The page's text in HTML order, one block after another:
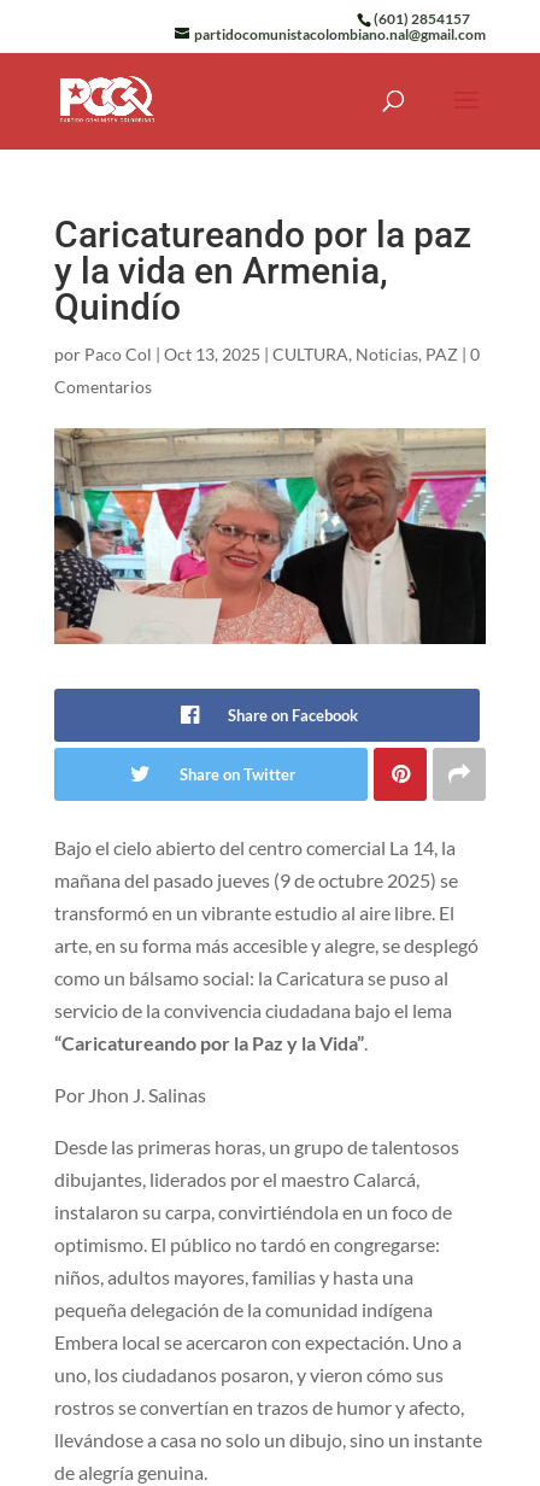
(601) 2854157
partidocomunistacolombiano.nal@gmail.com
Caricatureando por la paz
y la vida en Armenia,
Quindío
por Paco Col | Oct 13, 2025 | CULTURA, Noticias, PAZ| 0
Comentarios
Share on Facebook
Share on Twitter
Bajo el cielo abierto del centro comercial La 14, la
mañana del pasado jueves (9 de octubre 2025) se
transformó en un vibrante estudio al aire libre. El
arte, en su forma más accesible y alegre, se desplegó
como un bálsamo social: la Caricatura se puso al
servicio de la convivencia ciudadana bajo el lema
“Caricatureando por la Paz y la Vida”.
Por Jhon J. Salinas
Desde las primeras horas, un grupo de talentosos
dibujantes, liderados por el maestro Calarcá,
instalaron su carpa, convirtiéndola en un foco de
optimismo. El público no tardó en congregarse:
niños, adultos mayores, familias y hasta una
pequeña delegación de la comunidad indígena
Embera local se acercaron con expectación. Uno a
uno, los ciudadanos posaron, y vieron cómo sus
rostros se convertían en trazos de humor y afecto,
llevándose a casa no solo un dibujo, sino un instante
de alegría genuina.